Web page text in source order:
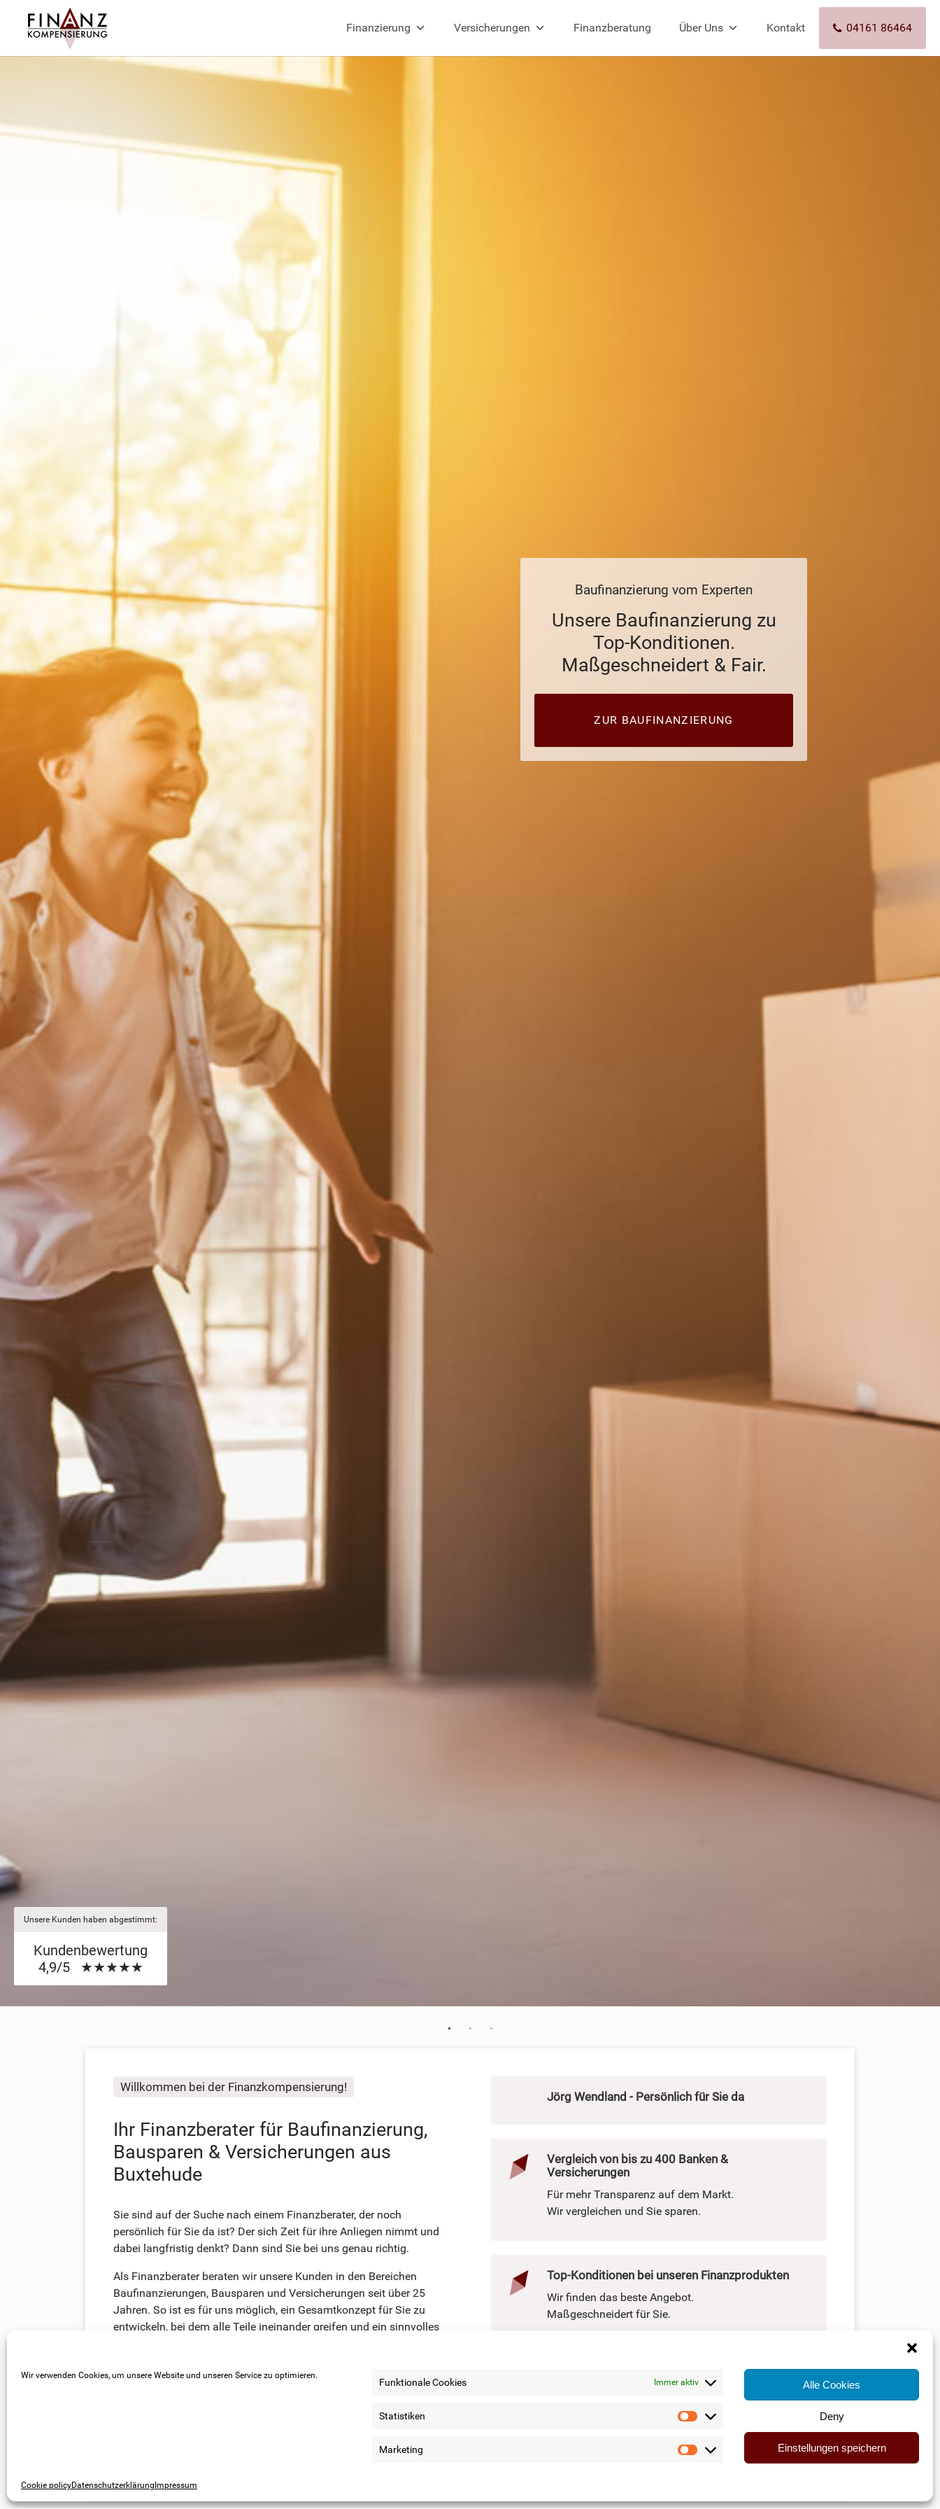
Wir verwenden Cookies, um unsere Website und unseren Service zu optimieren.
Funktionale Cookies Immer aktiv
Statistiken Statistiken
Marketing Marketing
Alle Cookies
Deny
Einstellungen speichern
Cookie policyDatenschutzerklärung Impressum
Finanzierung Versicherungen Finanzberatung Über Uns Kontakt 04161 86464
Baufinanzierung vom Experten
Unsere Baufinanzierung zu
Top-Konditionen.
Maßgeschneidert & Fair.
ZUR BAUFINANZIERUNG
Unsere Kunden haben abgestimmt:
Kundenbewertung
4,9/5 ★★★★★
Willkommen bei der Finanzkompensierung!
Ihr Finanzberater für Baufinanzierung,
Bausparen & Versicherungen aus
Buxtehude
Sie sind auf der Suche nach einem Finanzberater, der noch
persönlich für Sie da ist? Der sich Zeit für ihre Anliegen nimmt und
dabei langfristig denkt? Dann sind Sie bei uns genau richtig.
Als Finanzberater beraten wir unsere Kunden in den Bereichen
Baufinanzierungen, Bausparen und Versicherungen seit über 25
Jahren. So ist es für uns möglich, ein Gesamtkonzept für Sie zu
entwickeln, bei dem alle Teile ineinander greifen und ein sinnvolles
Jörg Wendland - Persönlich für Sie da
Vergleich von bis zu 400 Banken &
Versicherungen
Für mehr Transparenz auf dem Markt.
Wir vergleichen und Sie sparen.
Top-Konditionen bei unseren Finanzprodukten
Wir finden das beste Angebot.
Maßgeschneidert für Sie.
Persönliche Beratung im Großraum Hamburg
Wir sind für Sie da. Ob Beratung vor Ort, per Telefon